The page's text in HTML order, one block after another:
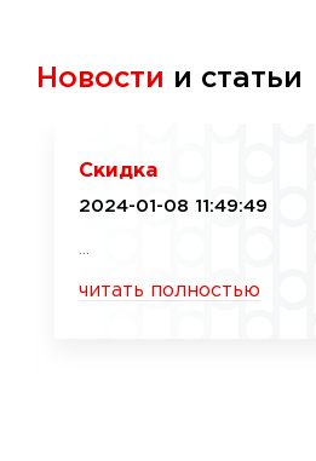
Новости и статьи
Скидка
2024-01-08 11:49:49
читать полностью